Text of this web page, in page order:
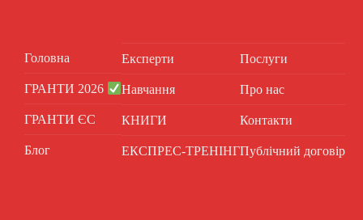
Головна
ГРАНТИ 2026
ГРАНТИ ЄС
Блог
Експерти
Навчання
КНИГИ
ЕКСПРЕС-ТРЕНІНГ
Послуги
Про нас
Контакти
Публічний договір